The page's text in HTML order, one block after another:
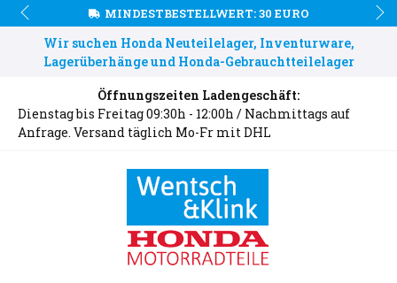
MINDESTBESTELLWERT: 30 EURO
Wir suchen Honda Neuteilelager, Inventurware,
Lagerüberhänge und Honda-Gebrauchtteilelager
Öffnungszeiten Ladengeschäft:
Dienstag bis Freitag 09:30h - 12:00h / Nachmittags auf
Anfrage. Versand täglich Mo-Fr mit DHL